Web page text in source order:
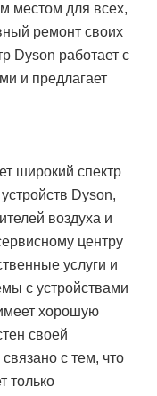
местом для всех,
ремонт своих
Dyson работает с
и предлагает
широкий спектр
Dyson,
воздуха и
центру
услуги и
с устройствами
хорошую
своей
с тем, что
только